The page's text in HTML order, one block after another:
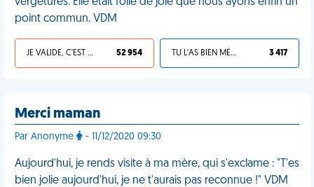
point commun. VDM
JE VALIDE, C'EST UNE VDM 52 954 TU L'AS BIEN MÉRITÉ 3 417
Merci maman
Par Anonyme - 11/12/2020 09:30
Aujourd'hui, je rends visite à ma mère, qui s'exclame : "T'es
bien jolie aujourd'hui, je ne t'aurais pas reconnue !" VDM